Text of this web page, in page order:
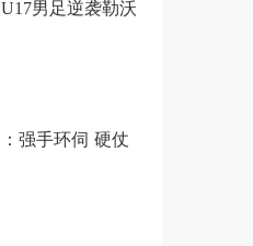
男足逆袭勒沃
强手环伺 硬仗